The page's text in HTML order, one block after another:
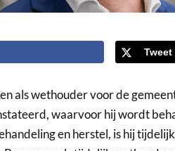
Tweet
als wethouder voor de
waarvoor hij wordt
en herstel, is hij